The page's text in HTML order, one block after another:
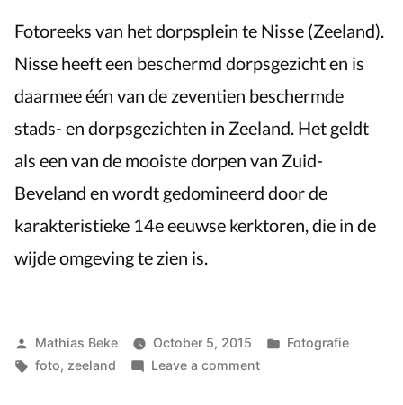
Fotoreeks van het dorpsplein te Nisse (Zeeland).
Nisse heeft een beschermd dorpsgezicht en is
daarmee één van de zeventien beschermde
stads- en dorpsgezichten in Zeeland. Het geldt
als een van de mooiste dorpen van Zuid-
Beveland en wordt gedomineerd door de
karakteristieke 14e eeuwse kerktoren, die in de
wijde omgeving te zien is.
Posted
by
Mathias Beke October 5, 2015
Posted
Fotografie
Tags:
foto, zeeland Leave a commenton